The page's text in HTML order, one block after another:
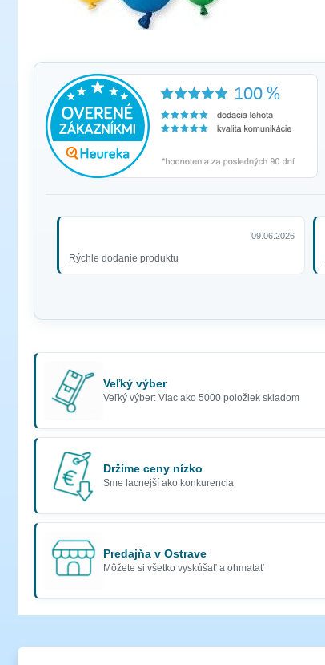
09.06.2026
Rýchle dodanie produktu
Veľký výber
Veľký výber: Viac ako 5000 položiek skladom
Držíme ceny nízko
Sme lacnejší ako konkurencia
Predajňa v Ostrave
Môžete si všetko vyskúšať a ohmatať